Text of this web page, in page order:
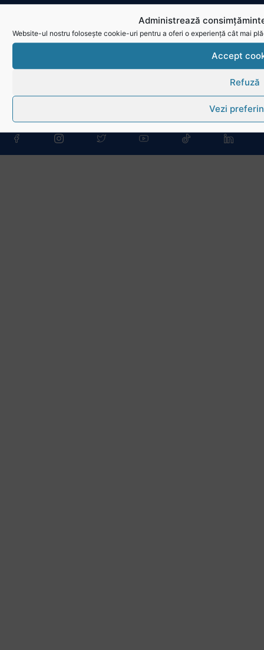
Administrează
Website-ul nostru folosește cookie-uri pentru a oferi o experiență cât mai
Accept
Refuză
Vezi
Conducere, comisii și departamente
Info - Anunțuri